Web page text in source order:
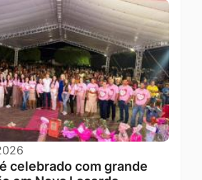
celebrado com grande